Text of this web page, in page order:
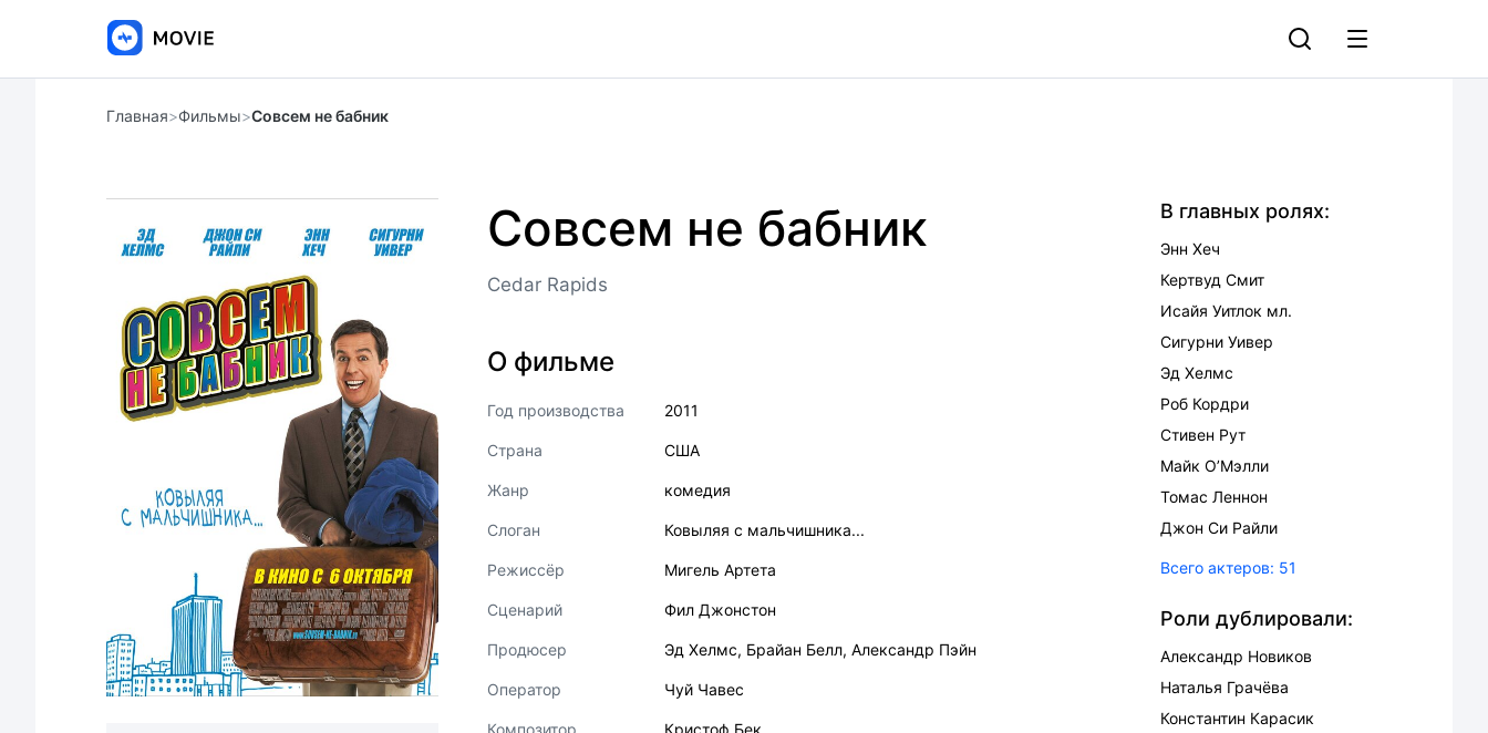
Главная>Фильмы>Совсем не бабник
Совсем не бабник
Cedar Rapids
О фильме
Год производства 2011
Страна США
Жанр комедия
Слоган Ковыляя с мальчишника...
Режиссёр Мигель Артета
Сценарий Фил Джонстон
Продюсер Эд Хелмс, Брайан Белл, Александр Пэйн
Оператор Чуй Чавес
Композитор Кристоф Бек
В главных ролях:
Энн Хеч
Кертвуд Смит
Исайя Уитлок мл.
Сигурни Уивер
Эд Хелмс
Роб Кордри
Стивен Рут
Майк О’Мэлли
Томас Леннон
Джон Си Райли
Всего актеров: 51
Роли дублировали:
Александр Новиков
Наталья Грачёва
Константин Карасик